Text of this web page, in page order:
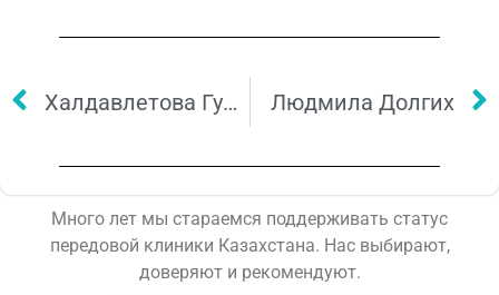
Халдавлетова Гулмира Людмила Долгих
Много лет мы стараемся поддерживать статус
передовой клиники Казахстана. Нас выбирают,
доверяют и рекомендуют.